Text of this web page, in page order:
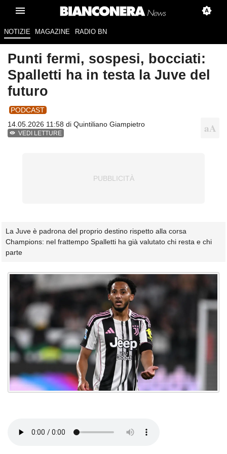
NOTIZIE MAGAZINE RADIO BN
Punti fermi, sospesi, bocciati:
Spalletti ha in testa la Juve del
futuro
PODCAST
14.05.2026 11:58 di Quintiliano Giampietro
VEDI LETTURE
La Juve è padrona del proprio destino rispetto alla corsa
Champions: nel frattempo Spalletti ha già valutato chi resta e chi
parte